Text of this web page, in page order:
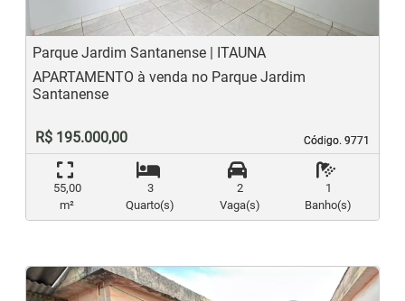
Parque Jardim Santanense | ITAUNA
Código. 9771
Código. 9771
APARTAMENTO à venda no Parque Jardim
Santanense
R$ 195.000,00
55,00
m²
3
Quarto(s)
2
Vaga(s)
1
Banho(s)